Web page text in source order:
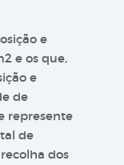
e
e os que,
e
de
represente
de
dos